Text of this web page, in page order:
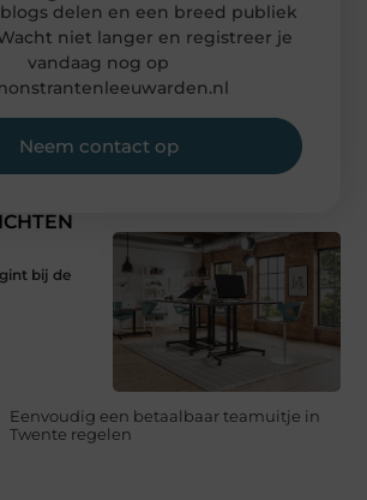
bij de
Eenvoudig een betaalbaar teamuitje in
Twente regelen
delen en een breed publiek
niet langer en registreer je
vandaag nog op
Neem contact op